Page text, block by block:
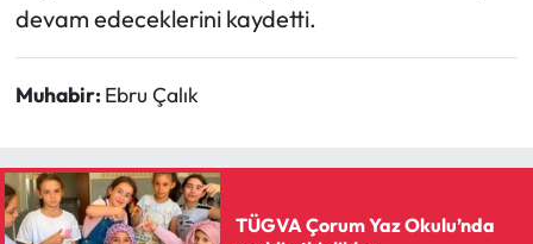
devam edeceklerini kaydetti.
Muhabir: Ebru Çalık
TÜGVA Çorum Yaz Okulu’nda
Turizm
Yaşam